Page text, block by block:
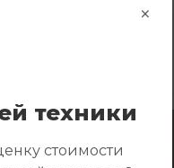
×
техники
стоимости